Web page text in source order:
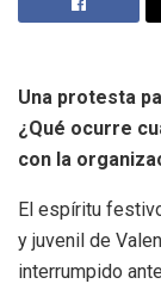
Una protesta
¿Qué ocurre
con la
El espíritu
y juvenil de
interrumpido